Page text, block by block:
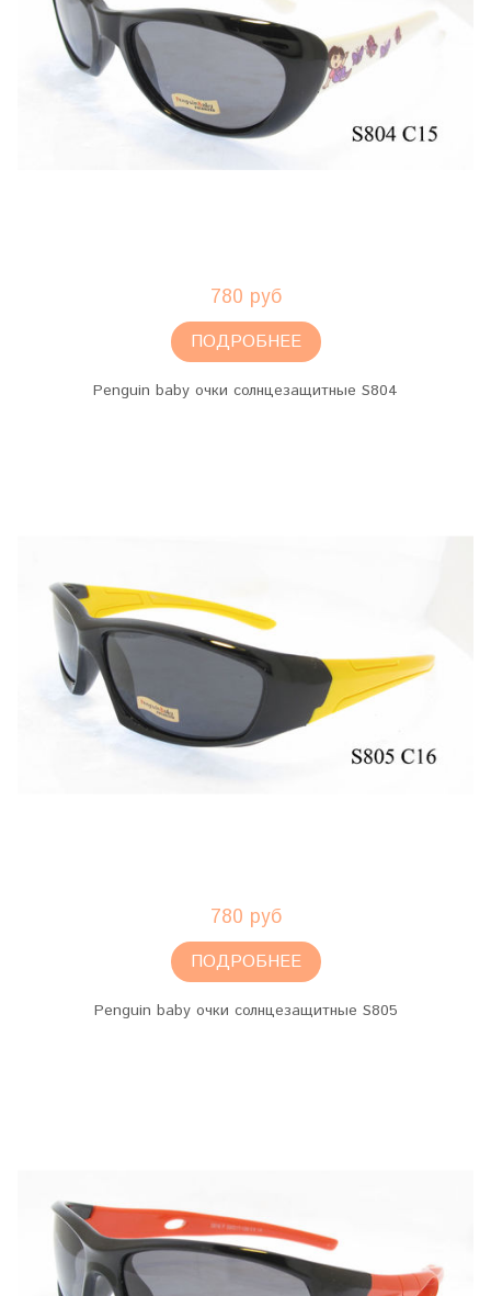
780 руб
ПОДРОБНЕЕ
Penguin baby очки солнцезащитные S804
780 руб
ПОДРОБНЕЕ
Penguin baby очки солнцезащитные S805